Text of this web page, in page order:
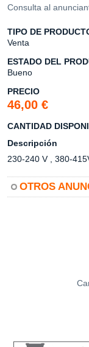
Consulta al
TIPO DE
Venta
ESTADO DEL
Bueno
PRECIO
46,00 €
CANTIDAD
Descripción
230-240 V , 380-
OTROS